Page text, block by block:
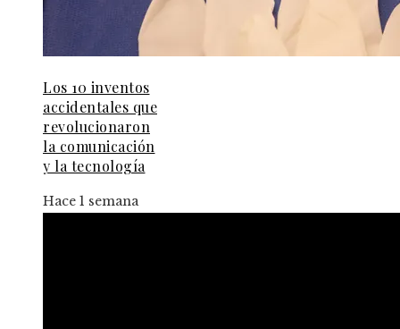
Los 10 inventos
accidentales que
revolucionaron
la comunicación
y la tecnología
Hace 1 semana